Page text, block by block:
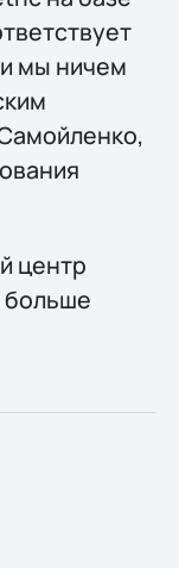
мы ничем
центр
больше